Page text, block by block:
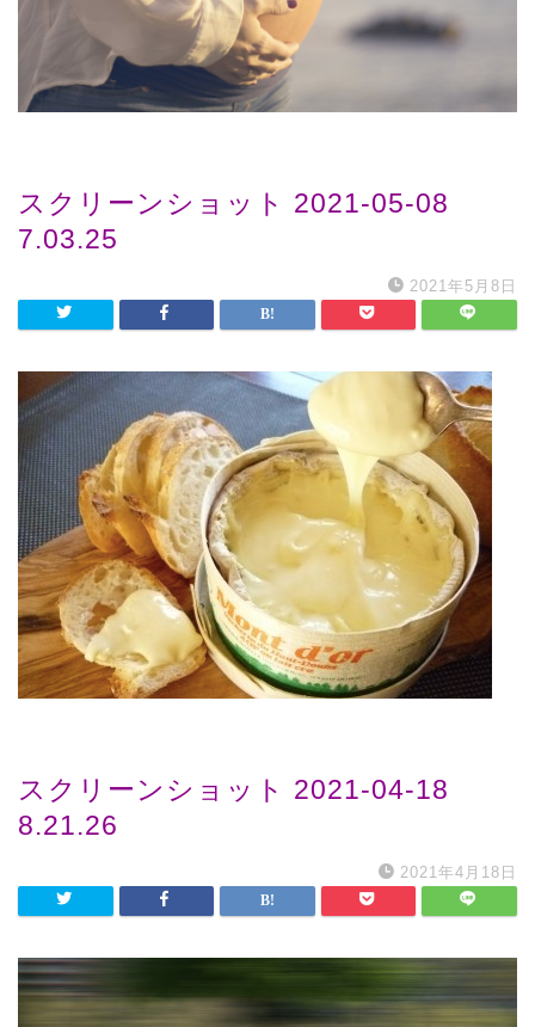
スクリーンショット 2021-05-08
7.03.25
2021年5月8日
スクリーンショット 2021-04-18
8.21.26
2021年4月18日